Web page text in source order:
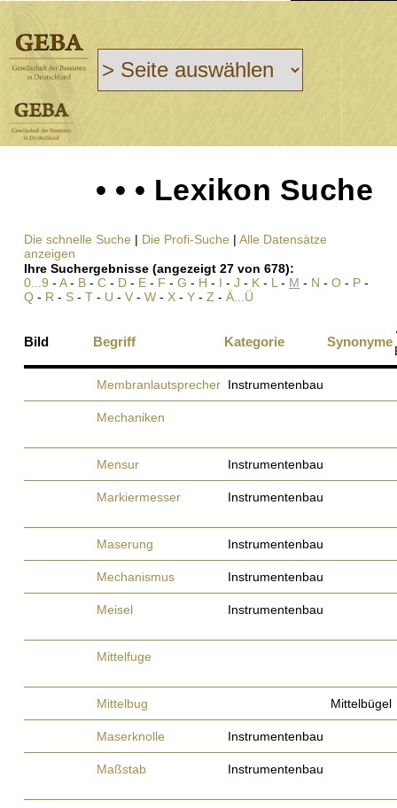
• • • Lexikon Suche
Die schnelle Suche | Die Profi-Suche | Alle Datensätze
anzeigen
Ihre Suchergebnisse (angezeigt 27 von 678):
0...9 - A- B - C - D - E - F - G - H - I - J - K - L - M - N - O - P -
Q - R - S - T - U - V - W - X - Y - Z - Ä...Ü
Bild Begriff Kategorie Synonyme
Membranlautsprecher Instrumentenbau
Mechaniken
Mensur Instrumentenbau
Markiermesser Instrumentenbau
Maserung Instrumentenbau
Mechanismus Instrumentenbau
Meisel Instrumentenbau
Mittelfuge
Mittelbug Mittelbügel
Maserknolle Instrumentenbau
Maßstab Instrumentenbau